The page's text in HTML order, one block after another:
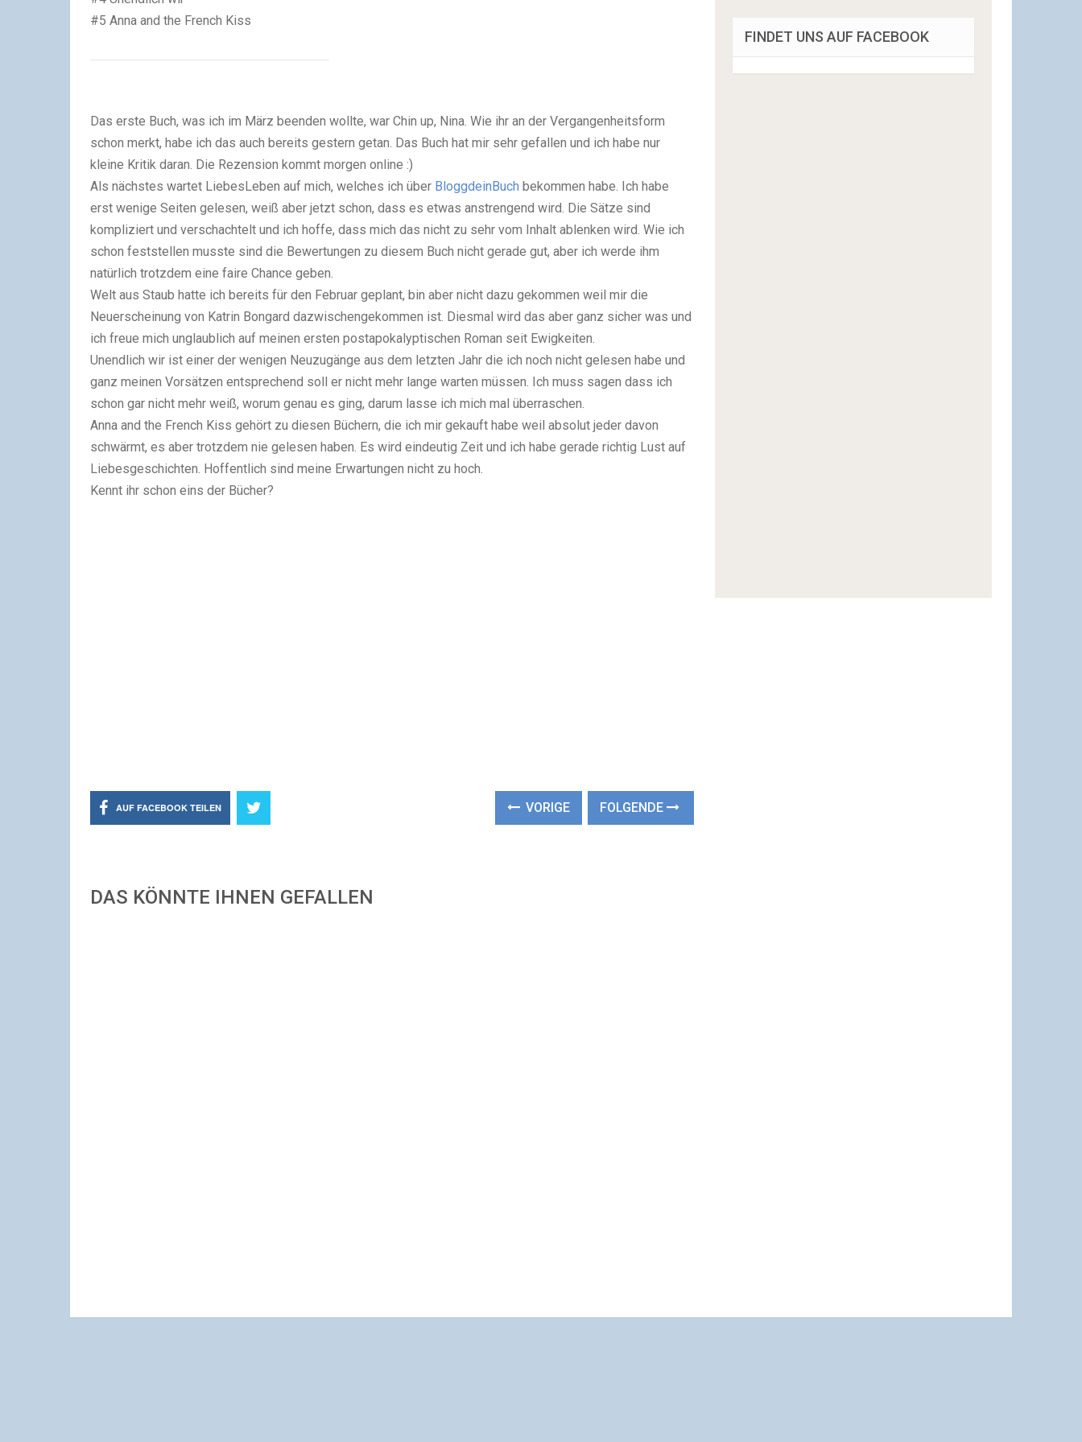
#5 Anna and the French Kiss
Das erste Buch, was ich im März beenden wollte, war Chin up, Nina. Wie ihr an der Vergangenheitsform
schon merkt, habe ich das auch bereits gestern getan. Das Buch hat mir sehr gefallen und ich habe nur
kleine Kritik daran. Die Rezension kommt morgen online :)
Als nächstes wartet LiebesLeben auf mich, welches ich über BloggdeinBuch bekommen habe. Ich habe
erst wenige Seiten gelesen, weiß aber jetzt schon, dass es etwas anstrengend wird. Die Sätze sind
kompliziert und verschachtelt und ich hoffe, dass mich das nicht zu sehr vom Inhalt ablenken wird. Wie ich
schon feststellen musste sind die Bewertungen zu diesem Buch nicht gerade gut, aber ich werde ihm
natürlich trotzdem eine faire Chance geben.
Welt aus Staub hatte ich bereits für den Februar geplant, bin aber nicht dazu gekommen weil mir die
Neuerscheinung von Katrin Bongard dazwischengekommen ist. Diesmal wird das aber ganz sicher was und
ich freue mich unglaublich auf meinen ersten postapokalyptischen Roman seit Ewigkeiten.
Unendlich wir ist einer der wenigen Neuzugänge aus dem letzten Jahr die ich noch nicht gelesen habe und
ganz meinen Vorsätzen entsprechend soll er nicht mehr lange warten müssen. Ich muss sagen dass ich
schon gar nicht mehr weiß, worum genau es ging, darum lasse ich mich mal überraschen.
Anna and the French Kiss gehört zu diesen Büchern, die ich mir gekauft habe weil absolut jeder davon
schwärmt, es aber trotzdem nie gelesen haben. Es wird eindeutig Zeit und ich habe gerade richtig Lust auf
Liebesgeschichten. Hoffentlich sind meine Erwartungen nicht zu hoch.
Kennt ihr schon eins der Bücher?
AUF FACEBOOK TEILEN VORIGE FOLGENDE
DAS KÖNNTE IHNEN GEFALLEN
FINDET UNS AUF FACEBOOK